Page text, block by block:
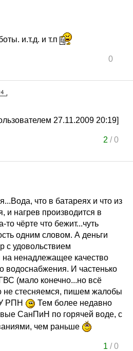
и.т.д. и т.п
0
27.11.2009 20:19]
2 /0
что в батареях и что из
и нагрев производится в
чёрте что бежит...чуть
одним словом. А деньги
с удовольствием
ненадлежащее качество
водоснабжения. И частенько
(мало конечно...но всё
не стесняемся, пишем жалобы
РПН
Тем более недавно
СанПиН по горячей воде, с
чем раньше
1 /0